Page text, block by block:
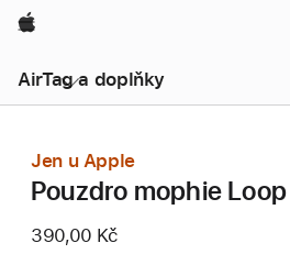
Apple
AirTag a doplňky
Jen u Apple
Pouzdro mophie
390,00 Kč